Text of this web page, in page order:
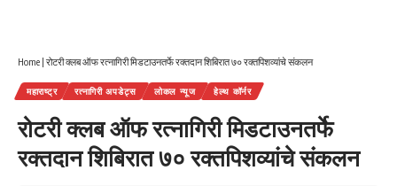
Home | रोटरी क्लब ऑफ रत्नागिरी मिडटाउनतर्फे रक्तदान शिबिरात ७० रक्तपिशव्यांचे संकलन
महाराष्ट्र रत्नागिरी अपडेट्स लोकल न्यूज हेल्थ कॉर्नर
रोटरी क्लब ऑफ रत्नागिरी मिडटाउनतर्फे
रक्तदान शिबिरात ७० रक्तपिशव्यांचे संकलन